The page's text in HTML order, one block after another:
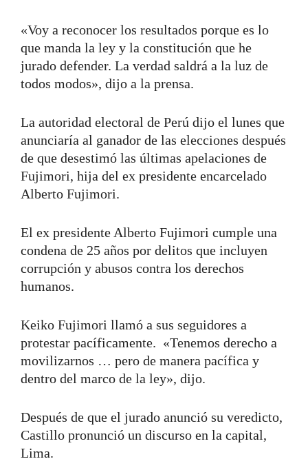
«Voy a reconocer los resultados porque es lo
que manda la ley y la constitución que he
jurado defender. La verdad saldrá a la luz de
todos modos», dijo a la prensa.
La autoridad electoral de Perú dijo el lunes que
anunciaría al ganador de las elecciones después
de que desestimó las últimas apelaciones de
Fujimori, hija del ex presidente encarcelado
Alberto Fujimori.
El ex presidente Alberto Fujimori cumple una
condena de 25 años por delitos que incluyen
corrupción y abusos contra los derechos
humanos.
Keiko Fujimori llamó a sus seguidores a
protestar pacíficamente. «Tenemos derecho a
movilizarnos … pero de manera pacífica y
dentro del marco de la ley», dijo.
Después de que el jurado anunció su veredicto,
Castillo pronunció un discurso en la capital,
Lima.